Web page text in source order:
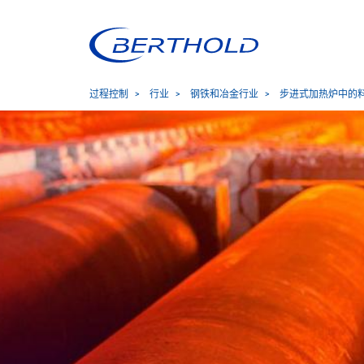
过程控制 行业 钢铁和冶金行业 步进式加热炉中的